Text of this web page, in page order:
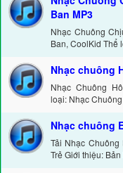
Ban MP3
Nhạc Chuông
Ban, CoolKid Thể
Nhạc chuông
Nhạc Chuông
loại: Nhạc
Nhạc chuông
Tải Nhạc
Trẻ Giới thiệu: